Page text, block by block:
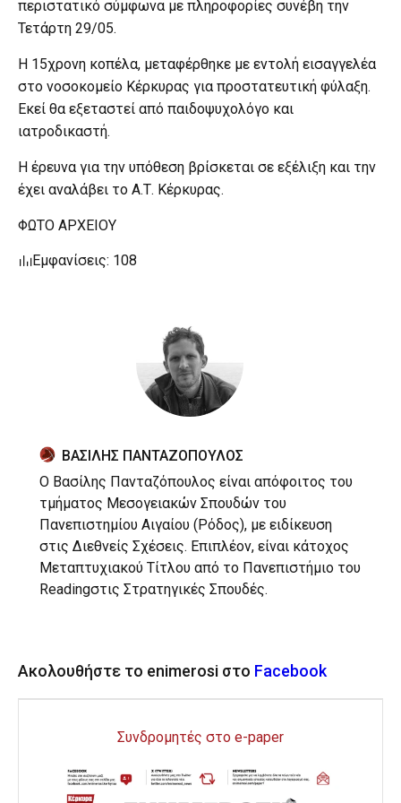
περιστατικό σύμφωνα με πληροφορίες συνέβη την
Τετάρτη 29/05.
Η 15χρονη κοπέλα, μεταφέρθηκε με εντολή εισαγγελέα
στο νοσοκομείο Κέρκυρας για προστατευτική φύλαξη.
Εκεί θα εξεταστεί από παιδοψυχολόγο και
ιατροδικαστή.
Η έρευνα για την υπόθεση βρίσκεται σε εξέλιξη και την
έχει αναλάβει το Α.Τ. Κέρκυρας.
ΦΩΤΟ ΑΡΧΕΙΟΥ
Εμφανίσεις: 108
ΒΑΣΙΛΗΣ ΠΑΝΤΑΖΟΠΟΥΛΟΣ
Ο Βασίλης Πανταζόπουλος είναι απόφοιτος του
τμήματος Μεσογειακών Σπουδών του
Πανεπιστημίου Αιγαίου (Ρόδος), με ειδίκευση
στις Διεθνείς Σχέσεις. Επιπλέον, είναι κάτοχος
Μεταπτυχιακού Τίτλου από το Πανεπιστήμιο του
Readingστις Στρατηγικές Σπουδές.
Ακολουθήστε το enimerosi στο Facebook
Συνδρομητές στο e-paper